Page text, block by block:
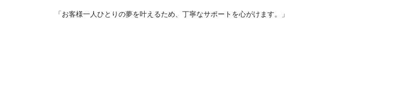
「お客様一人ひとりの夢を叶えるため、丁寧なサポートを心がけます。」